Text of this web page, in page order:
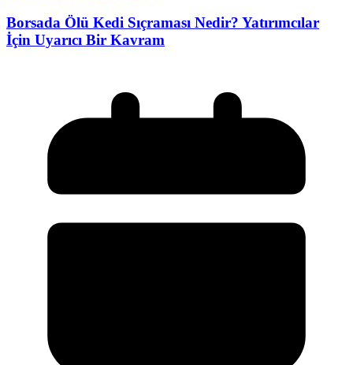
Borsada Ölü Kedi Sıçraması Nedir? Yatırımcılar
İçin Uyarıcı Bir Kavram